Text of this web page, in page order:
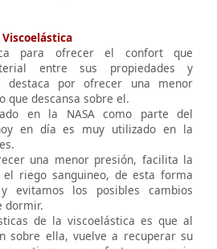
Viscoelástica
para ofrecer el confort que
entre sus propiedades y
destaca por ofrecer una menor
que descansa sobre el.
en la NASA como parte del
en día es muy utilizado en la
una menor presión, facilita la
riego sanguineo, de esta forma
evitamos los posibles cambios
dormir.
de la viscoelástica es que al
sobre ella, vuelve a recuperar su